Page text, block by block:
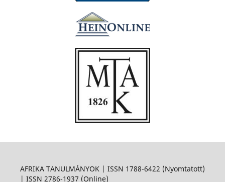
AFRIKA TANULMÁNYOK | ISSN 1788-6422 (Nyomtatott)
| ISSN 2786-1937 (Online)